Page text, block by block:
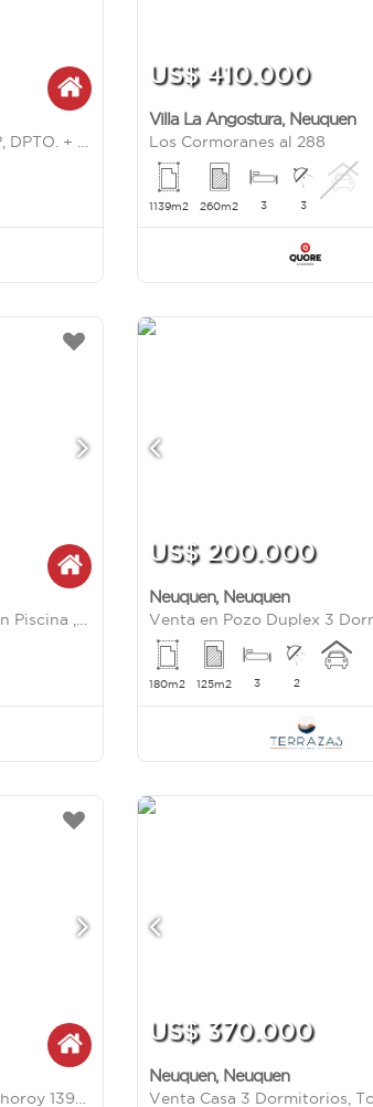
US$ 410.000
Villa La Angostura, Neuquen
Los Cormoranes al 288
1139m2 260m2 3 3
Venta Casa 3 Dormitorios con Piscina ,La Consuelo, Centenario
US$ 200.000
Neuquen, Neuquen
180m2 125m2 3 2
US$ 370.000
Neuquen, Neuquen